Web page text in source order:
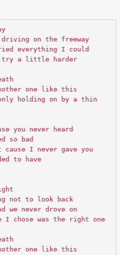
on the freeway
everything I could
try a little harder
one like this
holding on by a thin
you never heard
so bad
I never gave you
to have
not to look back
never drove on
I chose was the right one
one like this